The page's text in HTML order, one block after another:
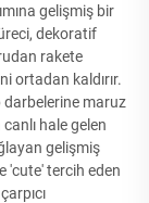
gelişmiş bir
dekoratif
rakete
ortadan kaldırır.
darbelerine maruz
hale gelen
gelişmiş
'cute' tercih eden